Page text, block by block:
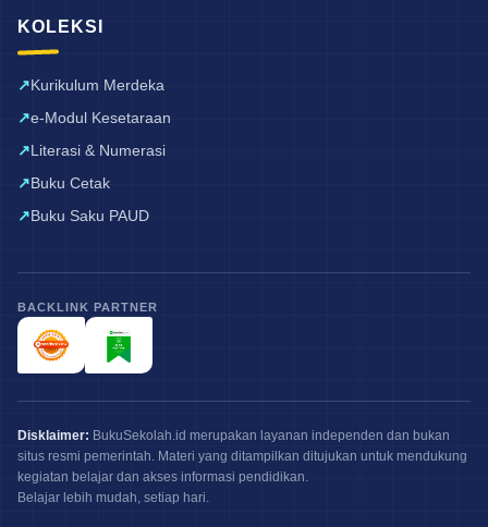
KOLEKSI
Kurikulum Merdeka
e-Modul Kesetaraan
Literasi & Numerasi
Buku Cetak
Buku Saku PAUD
BACKLINK PARTNER
Disklaimer: BukuSekolah.id merupakan layanan independen dan bukan
situs resmi pemerintah. Materi yang ditampilkan ditujukan untuk mendukung
kegiatan belajar dan akses informasi pendidikan.
Belajar lebih mudah, setiap hari.